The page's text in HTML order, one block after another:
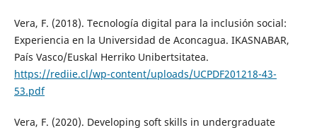
Vera, F. (2018). Tecnología digital para la inclusión social:
Experiencia en la Universidad de Aconcagua. IKASNABAR,
País Vasco/Euskal Herriko Unibertsitatea.
https://rediie.cl/wp-content/uploads/UCPDF201218-43-
53.pdf
Vera, F. (2020). Developing soft skills in undergraduate